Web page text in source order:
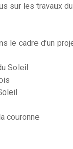
sur les travaux du
le cadre d’un
Soleil
couronne